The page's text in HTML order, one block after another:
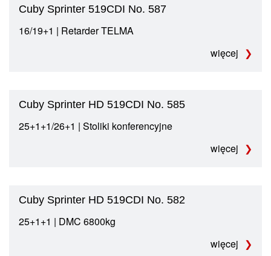
Cuby Sprinter 519CDI No. 587
16/19+1 | Retarder TELMA
więcej
Cuby Sprinter HD 519CDI No. 585
25+1+1/26+1 | Stoliki konferencyjne
więcej
Cuby Sprinter HD 519CDI No. 582
25+1+1 | DMC 6800kg
więcej